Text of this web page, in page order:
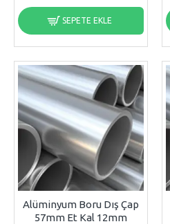
SEPETE EKLE
Alüminyum Boru Dış Çap
57mm Et Kal 12mm